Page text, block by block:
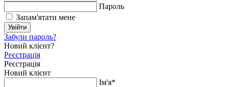
Пароль
Запам'ятати мене
Увійти
Забули пароль?
Новий клієнт?
Реєстрація
Реєстрація
Новий клієнт
Ім'я*